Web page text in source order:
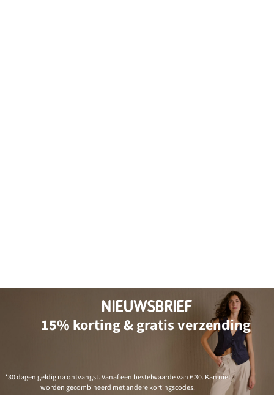
NIEUWSBRIEF
15% korting & gratis verzending
*30 dagen geldig na ontvangst. Vanaf een bestelwaarde van € 30. Kan niet
worden gecombineerd met andere kortingscodes.